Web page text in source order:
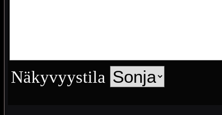
Näkyvyystila